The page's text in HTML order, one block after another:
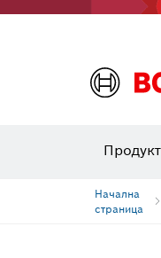
Начална
страница